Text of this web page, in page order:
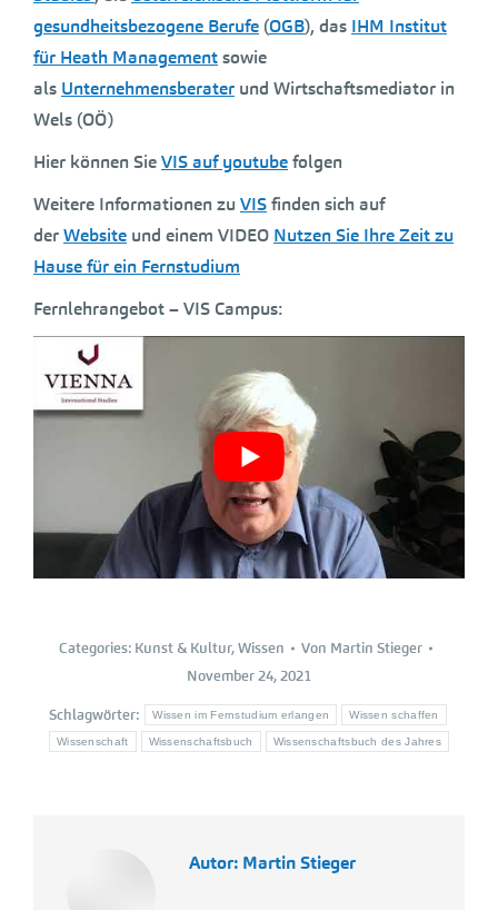
gesundheitsbezogene Berufe (OGB), das IHM Institut
für Heath Managementsowie
als Unternehmensberater und Wirtschaftsmediator in
Wels (OÖ)
Hier können SieVIS auf youtubefolgen
Weitere Informationen zu VISfinden sich auf
derWebsite und einem VIDEO Nutzen Sie Ihre Zeit zu
Hause für ein Fernstudium
Fernlehrangebot – VIS Campus:
Categories: Kunst & Kultur,Wissen Von Martin Stieger
November 24, 2021
Schlagwörter: Wissen im Fernstudium erlangen Wissen schaffen
Wissenschaft Wissenschaftsbuch Wissenschaftsbuch des Jahres
Autor: Martin Stieger